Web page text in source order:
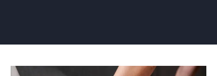
Verwijderen